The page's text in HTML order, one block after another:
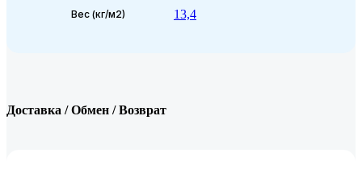
Вес (кг/м2) 13,4
Доставка / Обмен / Возврат